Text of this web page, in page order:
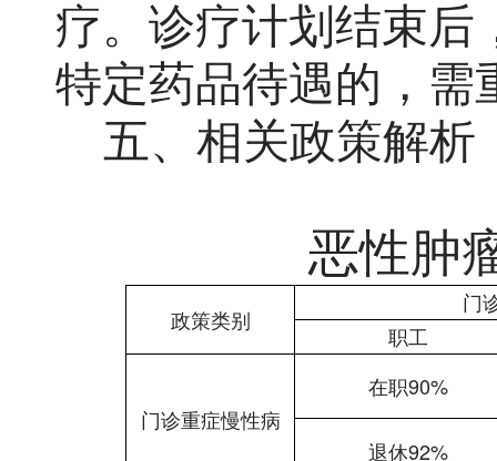
疗。诊疗计划结束后
特定药品待遇的，需
五、相关政策解析
恶性肿
政策类别
门
职工
门诊重症慢性病
在职90%
退休92%